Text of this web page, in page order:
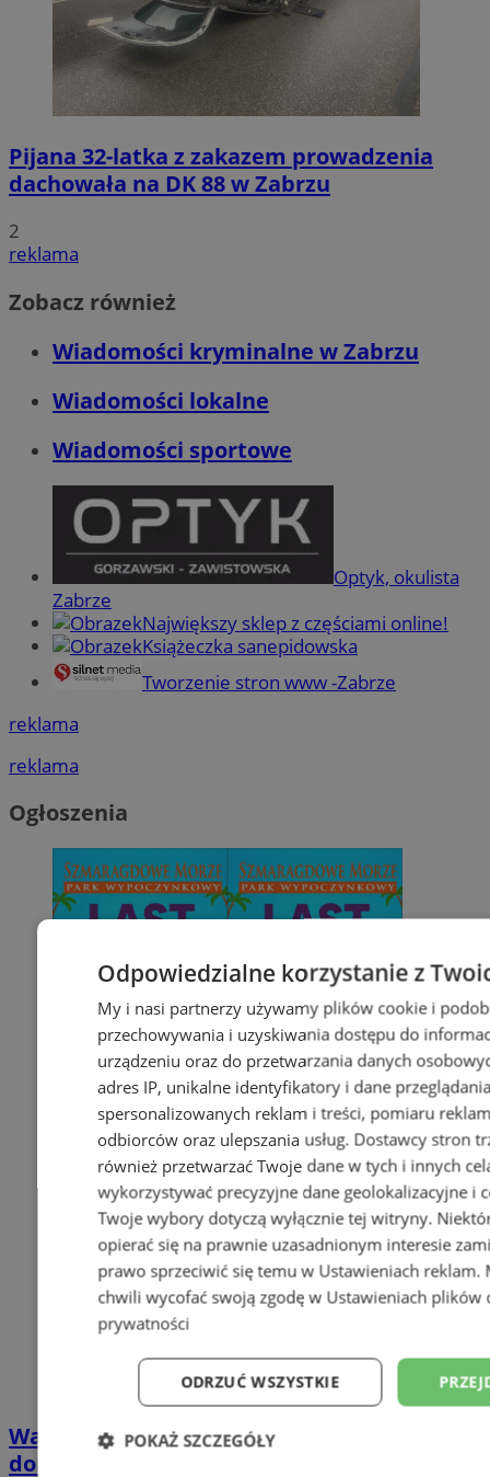
Pijana 32-latka z zakazem prowadzenia
dachowała na DK 88 w Zabrzu
2
reklama
Zobacz również
Wiadomości kryminalne w Zabrzu
Wiadomości lokalne
Wiadomości sportowe
Optyk, okulista
Zabrze
Największy sklep z częściami online!
Książeczka sanepidowska
Tworzenie stron www -Zabrze
reklama
reklama
Ogłoszenia
Wakacyjny wypoczynek nad Bałtykiem w
domkach Szmaragdowe Morze
Odpowiedzialne korzystanie z
My i nasi partnerzy używamy plików cookie i
przechowywania i uzyskiwania dostępu do
urządzeniu oraz do przetwarzania danych
adres IP, unikalne identyfikatory i dane
spersonalizowanych reklam i treści, pomiaru
odbiorców oraz ulepszania usług. Dostawcy stron
również przetwarzać Twoje dane w tych i innych
wykorzystywać precyzyjne dane geolokalizacyjne i
Twoje wybory dotyczą wyłącznie tej witryny.
opierać się na prawnie uzasadnionym interesie
prawo sprzeciwić się temu w Ustawieniach reklam.
chwili wycofać swoją zgodę w Ustawieniach plików
prywatności
ODRZUĆ WSZYSTKIE
POKAŻ SZCZEGÓŁY